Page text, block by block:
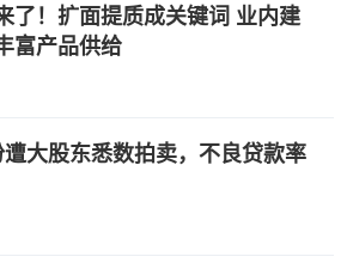
了！扩面提质成关键词 业内建
富产品供给
大股东悉数拍卖，不良贷款率